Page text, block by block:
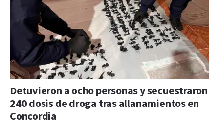
Detuvieron a ocho personas y secuestraron
240 dosis de droga tras allanamientos en
Concordia